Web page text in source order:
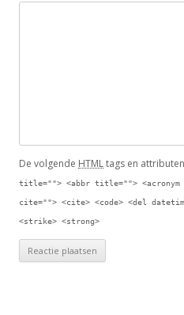
De volgende HTMLtags en
title=""> <abbr title=""> <acronym
cite=""> <cite> <code> <del
<strike> <strong>